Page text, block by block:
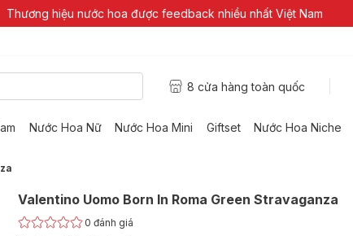
Thương hiệu nước hoa được feedback nhiều nhất Việt Nam
8 cửa hàng toàn quốc
Nước Hoa Nữ Nước Hoa Mini Giftset Nước Hoa Niche
Valentino Uomo Born In Roma Green Stravaganza
0 đánh giá